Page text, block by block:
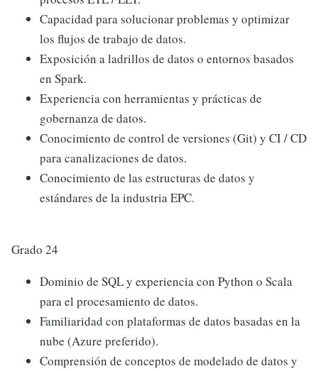
Capacidad para solucionar problemas y optimizar
los flujos de trabajo de datos.
Exposición a ladrillos de datos o entornos basados
en Spark.
Experiencia con herramientas y prácticas de
gobernanza de datos.
Conocimiento de control de versiones (Git) y CI / CD
para canalizaciones de datos.
Conocimiento de las estructuras de datos y
estándares de la industria EPC.
Grado 24
Dominio de SQL y experiencia con Python o Scala
para el procesamiento de datos.
Familiaridad con plataformas de datos basadas en la
nube (Azure preferido).
Comprensión de conceptos de modelado de datos y